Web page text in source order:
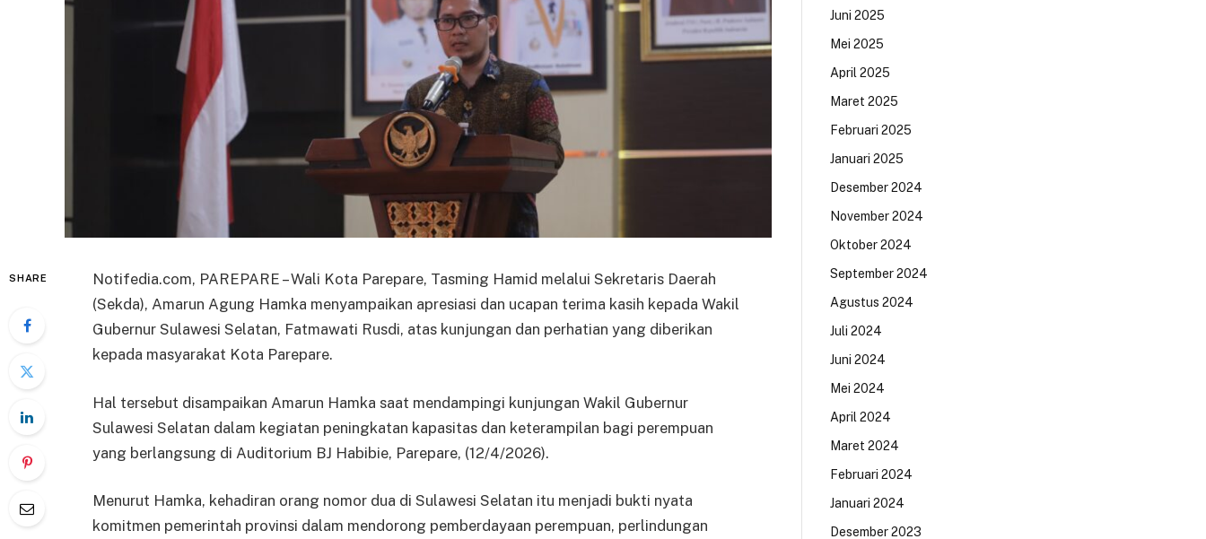
SHARE
Notifedia.com, PAREPARE – Wali Kota Parepare, Tasming Hamid melalui Sekretaris Daerah
(Sekda), Amarun Agung Hamka menyampaikan apresiasi dan ucapan terima kasih kepada Wakil
Gubernur Sulawesi Selatan, Fatmawati Rusdi, atas kunjungan dan perhatian yang diberikan
kepada masyarakat Kota Parepare.
Hal tersebut disampaikan Amarun Hamka saat mendampingi kunjungan Wakil Gubernur
Sulawesi Selatan dalam kegiatan peningkatan kapasitas dan keterampilan bagi perempuan
yang berlangsung di Auditorium BJ Habibie, Parepare, (12/4/2026).
Menurut Hamka, kehadiran orang nomor dua di Sulawesi Selatan itu menjadi bukti nyata
komitmen pemerintah provinsi dalam mendorong pemberdayaan perempuan, perlindungan
Juni 2025
Mei 2025
April 2025
Maret 2025
Februari 2025
Januari 2025
Desember 2024
November 2024
Oktober 2024
September 2024
Agustus 2024
Juli 2024
Juni 2024
Mei 2024
April 2024
Maret 2024
Februari 2024
Januari 2024
Desember 2023